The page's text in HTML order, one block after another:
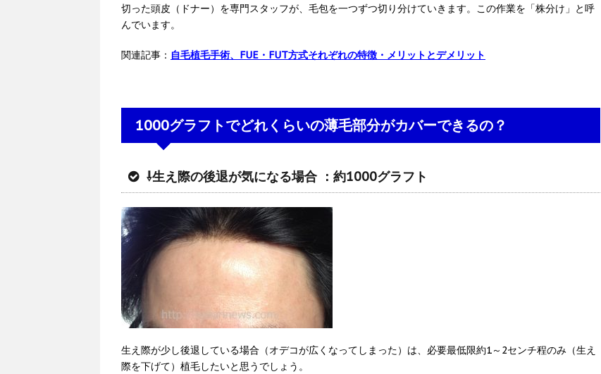
切った頭皮（ドナー）を専門スタッフが、毛包を一つずつ切り分けていきます。この作業を「株分け」と呼
んでいます。
関連記事： 自毛植毛手術、FUE・FUT方式それぞれの特徴・メリットとデメリット
1000グラフトでどれくらいの薄毛部分がカバーできるの？
⇩生え際の後退が気になる場合 ：約1000グラフト
生え際が少し後退している場合（オデコが広くなってしまった）は、必要最低限約1～2センチ程のみ（生え
際を下げて）植毛したいと思うでしょう。